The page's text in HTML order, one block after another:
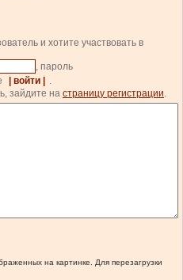
и хотите участвовать в
, пароль
| войти |
.
зайдите на страницу регистрации.
на картинке. Для перезагрузки